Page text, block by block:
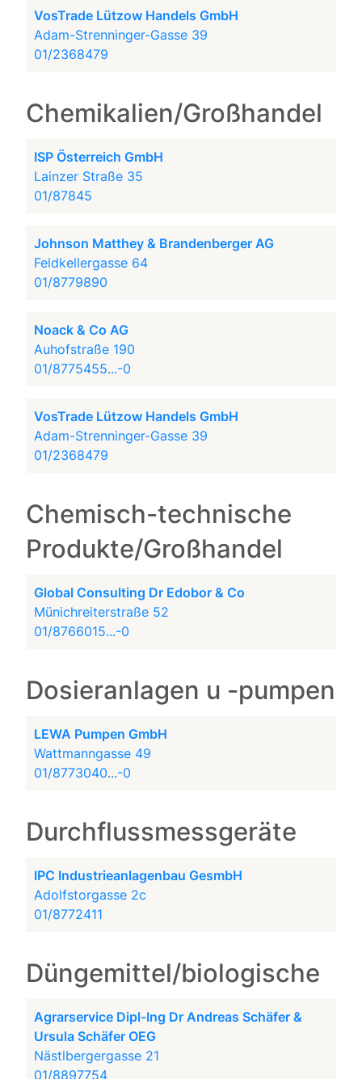
VosTrade Lützow Handels GmbH
Adam-Strenninger-Gasse 39
01/2368479
Chemikalien/Großhandel
ISP Österreich GmbH
Lainzer Straße 35
01/87845
Johnson Matthey & Brandenberger AG
Feldkellergasse 64
01/8779890
Noack & Co AG
Auhofstraße 190
01/8775455...-0
VosTrade Lützow Handels GmbH
Adam-Strenninger-Gasse 39
01/2368479
Chemisch-technische
Produkte/Großhandel
Global Consulting Dr Edobor & Co
Münichreiterstraße 52
01/8766015...-0
Dosieranlagen u -pumpen
LEWA Pumpen GmbH
Wattmanngasse 49
01/8773040...-0
Durchflussmessgeräte
IPC Industrieanlagenbau GesmbH
Adolfstorgasse 2c
01/8772411
Düngemittel/biologische
Agrarservice Dipl-Ing Dr Andreas Schäfer &
Ursula Schäfer OEG
Nästlbergergasse 21
01/8897754